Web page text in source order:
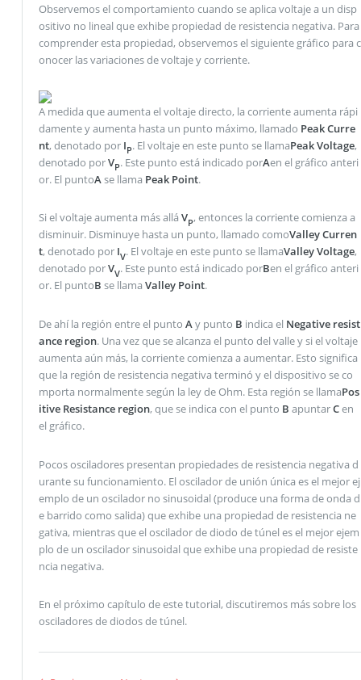
Observemos el comportamiento cuando se aplica voltaje a un disp
ositivo no lineal que exhibe propiedad de resistencia negativa. Para
comprender esta propiedad, observemos el siguiente gráfico para c
onocer las variaciones de voltaje y corriente.
A medida que aumenta el voltaje directo, la corriente aumenta rápi
damente y aumenta hasta un punto máximo, llamado Peak Curre
nt, denotado por IP. El voltaje en este punto se llamaPeak Voltage,
denotado porVP. Este punto está indicado porAen el gráfico anteri
or. El puntoAse llama Peak Point.
Si el voltaje aumenta más allá VP, entonces la corriente comienza a
disminuir. Disminuye hasta un punto, llamado comoValley Curren
t, denotado por IV. El voltaje en este punto se llamaValley Voltage,
denotado porVV. Este punto está indicado porBen el gráfico anteri
or. El puntoB se llama Valley Point.
De ahí la región entre el punto Ay punto B indica el Negative resist
ance region. Una vez que se alcanza el punto del valle y si el voltaje
aumenta aún más, la corriente comienza a aumentar. Esto significa
que la región de resistencia negativa terminó y el dispositivo se co
mporta normalmente según la ley de Ohm. Esta región se llamaPos
itive Resistance region, que se indica con el punto B apuntarCen
el gráfico.
Pocos osciladores presentan propiedades de resistencia negativa d
urante su funcionamiento. El oscilador de unión única es el mejor ej
emplo de un oscilador no sinusoidal (produce una forma de onda d
e barrido como salida) que exhibe una propiedad de resistencia ne
gativa, mientras que el oscilador de diodo de túnel es el mejor ejem
plo de un oscilador sinusoidal que exhibe una propiedad de resiste
ncia negativa.
En el próximo capítulo de este tutorial, discutiremos más sobre los
osciladores de diodos de túnel.